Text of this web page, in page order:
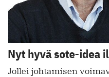
Nyt hyvä sote-idea
Jollei johtamisen